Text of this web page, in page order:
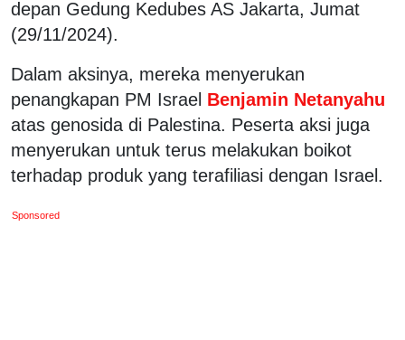
depan Gedung Kedubes AS Jakarta, Jumat
(29/11/2024).
Dalam aksinya, mereka menyerukan
penangkapan PM Israel Benjamin Netanyahu
atas genosida di Palestina. Peserta aksi juga
menyerukan untuk terus melakukan boikot
terhadap produk yang terafiliasi dengan Israel.
Sponsored